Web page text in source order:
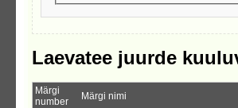
Laevatee juurde
Märgi
number
Märgi nimi